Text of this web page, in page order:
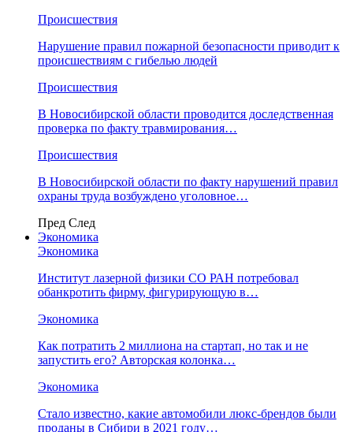
Происшествия
Нарушение правил пожарной безопасности приводит к
происшествиям с гибелью людей
Происшествия
В Новосибирской области проводится доследственная
проверка по факту травмирования…
Происшествия
В Новосибирской области по факту нарушений правил
охраны труда возбуждено уголовное…
Пред След
Экономика
Экономика
Институт лазерной физики СО РАН потребовал
обанкротить фирму, фигурирующую в…
Экономика
Как потратить 2 миллиона на стартап, но так и не
запустить его? Авторская колонка…
Экономика
Стало известно, какие автомобили люкс-брендов были
проданы в Сибири в 2021 году…